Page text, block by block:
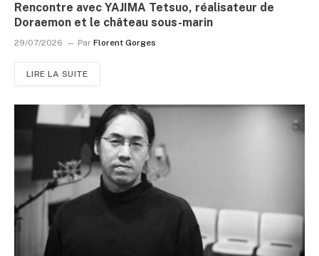
Rencontre avec YAJIMA Tetsuo, réalisateur de
Doraemon et le château sous-marin
29/07/2026 Par Florent Gorges
LIRE LA SUITE